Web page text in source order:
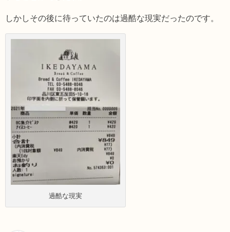
しかしその後に待っていたのは過酷な現実だったのです。
過酷な現実